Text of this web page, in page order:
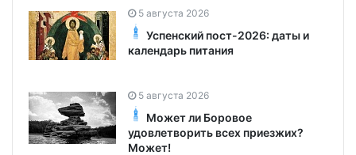
5 августа 2026
Успенский пост-2026: даты и
календарь питания
5 августа 2026
Может ли Боровое
удовлетворить всех приезжих?
Может!